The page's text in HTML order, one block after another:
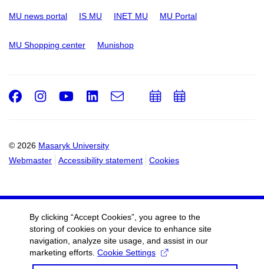
MU news portal IS MU INET MU MU Portal
MU Shopping center Munishop
© 2026 Masaryk University
Webmaster
Accessibility statement Cookies
Facebook
Instagram
Youtube
LinkedIn
e-
Email
AddAdd
By clicking “Accept Cookies”, you agree to the
storing of cookies on your device to enhance site
navigation, analyze site usage, and assist in our
marketing efforts. Cookie Settings